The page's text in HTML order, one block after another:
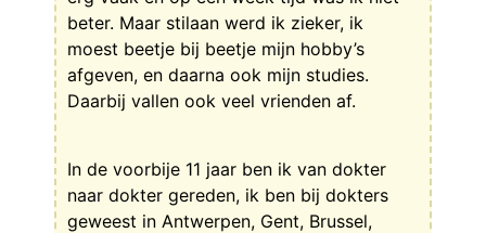
beter. Maar stilaan werd ik zieker, ik
moest beetje bij beetje mijn hobby’s
afgeven, en daarna ook mijn studies.
Daarbij vallen ook veel vrienden af.
In de voorbije 11 jaar ben ik van dokter
naar dokter gereden, ik ben bij dokters
geweest in Antwerpen, Gent, Brussel,